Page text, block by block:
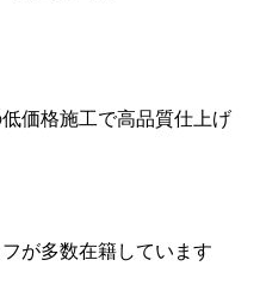
価格施工で高品質仕上げ
が多数在籍しています